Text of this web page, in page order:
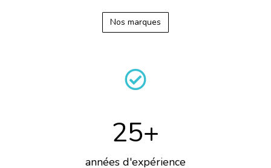
Nos marques
25+
années d'expérience